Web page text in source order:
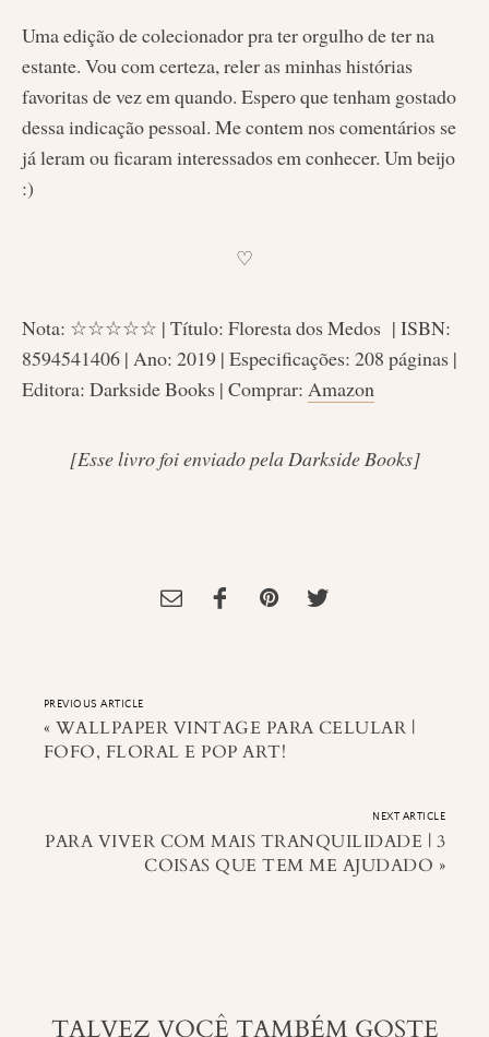
Uma edição de colecionador pra ter orgulho de ter na
estante. Vou com certeza, reler as minhas histórias
favoritas de vez em quando. Espero que tenham gostado
dessa indicação pessoal. Me contem nos comentários se
já leram ou ficaram interessados em conhecer. Um beijo
:)
♡
Nota: ☆☆☆☆☆ | Título: Floresta dos Medos | ISBN:
8594541406 | Ano: 2019 | Especificações: 208 páginas |
Editora: Darkside Books | Comprar: Amazon
[Esse livro foi enviado pela Darkside Books]
PREVIOUS ARTICLE
« WALLPAPER VINTAGE PARA CELULAR |
FOFO, FLORAL E POP ART!
NEXT ARTICLE
PARA VIVER COM MAIS TRANQUILIDADE | 3
COISAS QUE TEM ME AJUDADO »
TALVEZ VOCÊ TAMBÉM GOSTE